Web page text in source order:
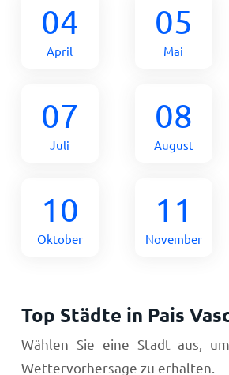
04
April
05
Mai
07
Juli
08
August
10
Oktober
11
November
Top Städte in Pais
Wählen Sie eine Stadt aus,
Wettervorhersage zu erhalten.